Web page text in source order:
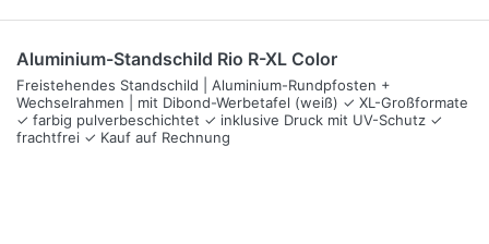
Aluminium-Standschild Rio R-XL Color
Freistehendes Standschild | Aluminium-Rundpfosten +
Wechselrahmen | mit Dibond-Werbetafel (weiß) ✓ XL-Großformate
✓ farbig pulverbeschichtet ✓ inklusive Druck mit UV-Schutz ✓
frachtfrei ✓ Kauf auf Rechnung